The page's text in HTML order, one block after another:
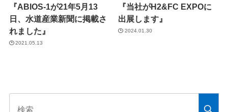
『ABIOS-1が21年5月13
日、水道産業新聞に掲載さ
れました』
2021.05.13
『当社がH2&FC EXPOに
出展します』
2024.01.30